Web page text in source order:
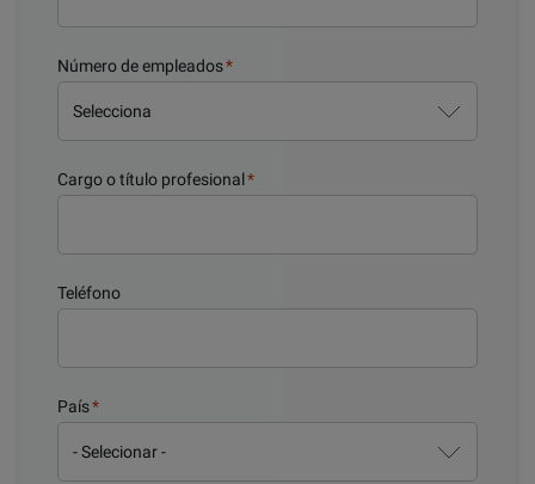
Número de empleados*
Cargo o título profesional*
Teléfono
País*